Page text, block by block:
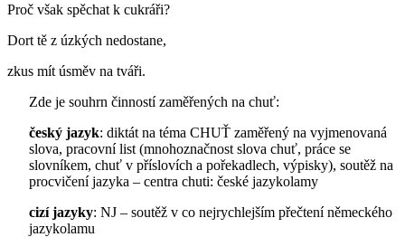
Proč však spěchat k cukráři?
Dort tě z úzkých nedostane,
zkus mít úsměv na tváři.
Zde je souhrn činností zaměřených na chuť:
český jazyk: diktát na téma CHUŤ zaměřený na vyjmenovaná
slova, pracovní list (mnohoznačnost slova chuť, práce se
slovníkem, chuť v příslovích a pořekadlech, výpisky), soutěž na
procvičení jazyka – centra chuti: české jazykolamy
cizí jazyky: NJ – soutěž v co nejrychlejším přečtení německého
jazykolamu